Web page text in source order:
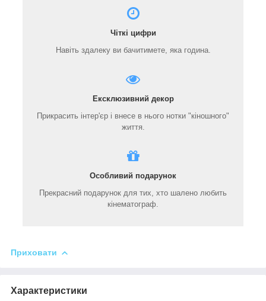
Чіткі цифри
Навіть здалеку ви бачитимете, яка година.
Ексклюзивний декор
Прикрасить інтер'єр і внесе в нього нотки "кіношного"
життя.
Особливий подарунок
Прекрасний подарунок для тих, хто шалено любить
кінематограф.
Приховати
Характеристики